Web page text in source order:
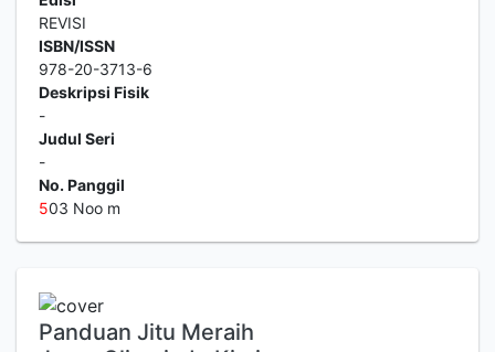
REVISI
ISBN/ISSN
978-20-3713-6
Deskripsi Fisik
-
Judul Seri
-
No. Panggil
503 Noo m
Panduan Jitu Meraih